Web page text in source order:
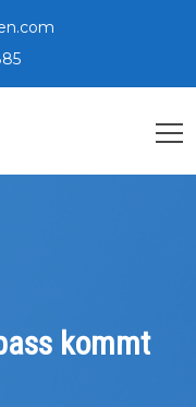
kommt